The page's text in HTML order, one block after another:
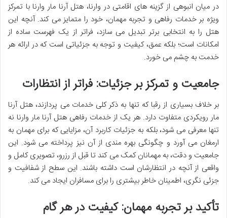
در میان انبوهی از گزینه های اقامتی در وارنا، هتل آرنا مار وارنا با تمرکز
ویژه بر خدمات رفاهی و تجربه مهمان، خود را متمایز می کند. آنچه این
هتل را به انتخابی برتر تبدیل می سازد، فراتر از یک فهرست ساده از
امکانات است؛ بلکه عمق، کیفیت و توجه به جزئیاتی است که در ارائه هر
خدمت به چشم می خورد.
جامعیت و تمرکز بر جزئیات: فراتر از انتظارات
بر خلاف بسیاری از رقبا که تنها به ذکر کلی خدمات می پردازند، هتل آرنا
مار رویکردی متفاوت دارد. هر یک از خدمات رفاهی هتل آرنا مار وارنا نه
تنها معرفی می شود، بلکه به جزئیات کاربرد آن، مزایایی که برای مهمان به
ارمغان می آورد و چگونگی بهره مندی از آن نیز پرداخته می شود. این
جامعیت و دقت، به مهمانان کمک می کند تا قبل از رزرو، تصویری کامل و
واقعی از آنچه در انتظارشان است داشته باشند. این سطح از شفافیت و
جزئی نگری، اطمینان خاطر بیشتری را برای مسافران ایجاد می کند.
تأکید بر تجربه مهمان: کیفیت در هر گام